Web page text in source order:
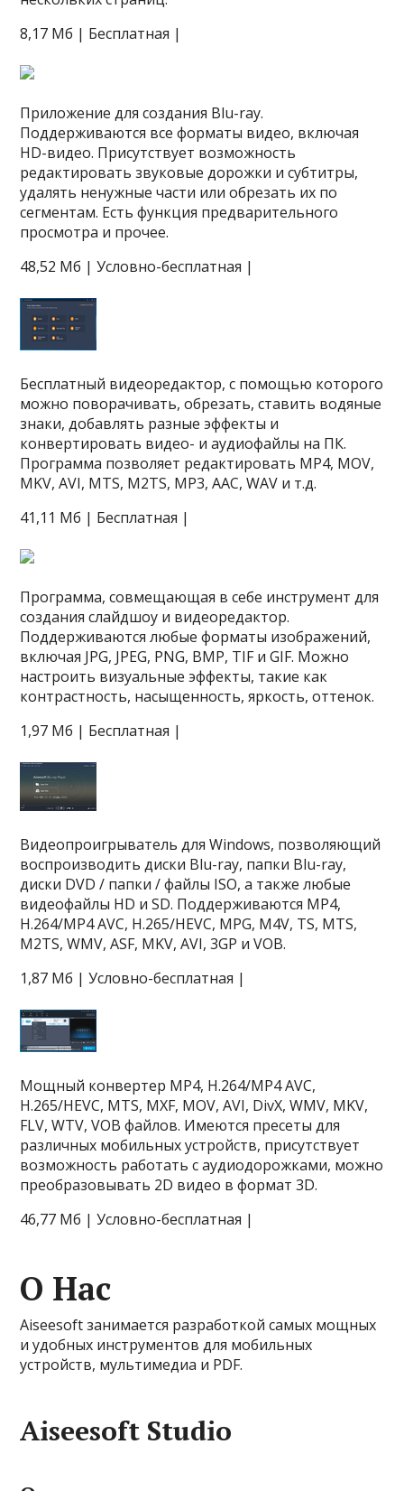
8,17 Мб | Бесплатная |
Приложение для создания Blu-ray.
Поддерживаются все форматы видео, включая
HD-видео. Присутствует возможность
редактировать звуковые дорожки и субтитры,
удалять ненужные части или обрезать их по
сегментам. Есть функция предварительного
просмотра и прочее.
48,52 Мб | Условно-бесплатная |
Бесплатный видеоредактор, с помощью которого
можно поворачивать, обрезать, ставить водяные
знаки, добавлять разные эффекты и
конвертировать видео- и аудиофайлы на ПК.
Программа позволяет редактировать MP4, MOV,
MKV, AVI, MTS, M2TS, MP3, AAC, WAV и т.д.
41,11 Мб | Бесплатная |
Программа, совмещающая в себе инструмент для
создания слайдшоу и видеоредактор.
Поддерживаются любые форматы изображений,
включая JPG, JPEG, PNG, BMP, TIF и GIF. Можно
настроить визуальные эффекты, такие как
контрастность, насыщенность, яркость, оттенок.
1,97 Мб | Бесплатная |
Видеопроигрыватель для Windows, позволяющий
воспроизводить диски Blu-ray, папки Blu-ray,
диски DVD / папки / файлы ISO, а также любые
видеофайлы HD и SD. Поддерживаются MP4,
H.264/MP4 AVC, H.265/HEVC, MPG, M4V, TS, MTS,
M2TS, WMV, ASF, MKV, AVI, 3GP и VOB.
1,87 Мб | Условно-бесплатная |
Мощный конвертер MP4, H.264/MP4 AVC,
H.265/HEVC, MTS, MXF, MOV, AVI, DivX, WMV, MKV,
FLV, WTV, VOB файлов. Имеются пресеты для
различных мобильных устройств, присутствует
возможность работать с аудиодорожками, можно
преобразовывать 2D видео в формат 3D.
46,77 Мб | Условно-бесплатная |
О Нас
Aiseesoft занимается разработкой самых мощных
и удобных инструментов для мобильных
устройств, мультимедиа и PDF.
Aiseesoft Studio